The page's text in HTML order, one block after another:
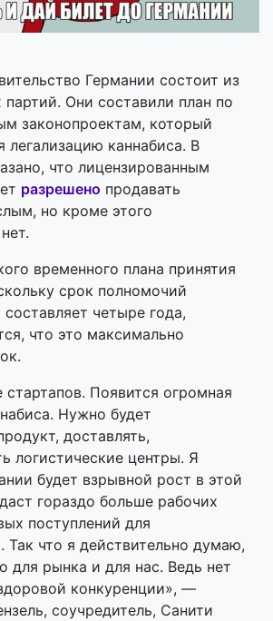
Германии состоит из
партий. Они составили план по
законопроектам, который
легализацию каннабиса. В
что лицензированным
разрешено продавать
но кроме этого
временного плана принятия
срок полномочий
составляет четыре года,
что это максимально
стартапов. Появится огромная
Нужно будет
доставлять,
логистические центры. Я
будет взрывной рост в этой
гораздо больше рабочих
поступлений для
Так что я действительно думаю,
для рынка и для нас. Ведь нет
конкуренции», —
соучредитель, Санити